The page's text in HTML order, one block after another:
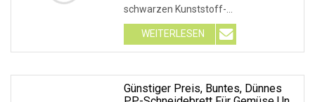
schwarzen Kunststoff-
Schneidebrettern. Unsere
Küchenschnei
WEITERLESEN
Günstiger Preis, Buntes, Dünnes